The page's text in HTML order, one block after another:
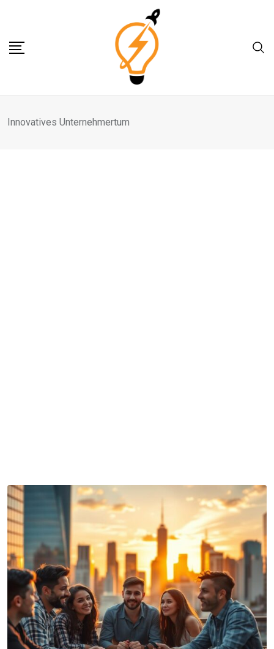
content
Innovatives Unternehmertum